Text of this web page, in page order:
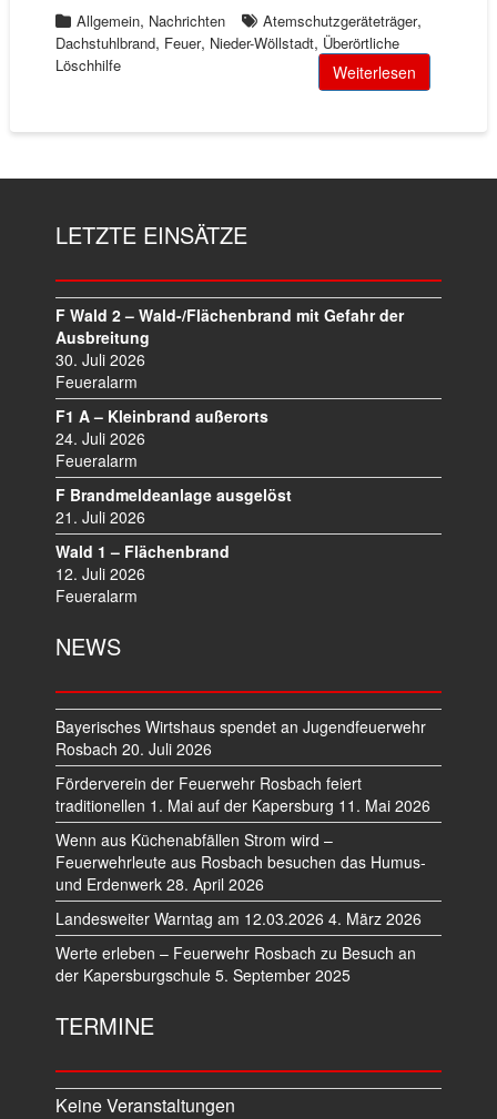
Allgemein, Nachrichten Atemschutzgeräteträger,
Dachstuhlbrand, Feuer, Nieder-Wöllstadt, Überörtliche
Löschhilfe
Weiterlesen
LETZTE EINSÄTZE
F Wald 2 – Wald-/Flächenbrand mit Gefahr der
Ausbreitung
30. Juli 2026
Feueralarm
F1 A – Kleinbrand außerorts
24. Juli 2026
Feueralarm
F Brandmeldeanlage ausgelöst
21. Juli 2026
Wald 1 – Flächenbrand
12. Juli 2026
Feueralarm
NEWS
Bayerisches Wirtshaus spendet an Jugendfeuerwehr
Rosbach 20. Juli 2026
Förderverein der Feuerwehr Rosbach feiert
traditionellen 1. Mai auf der Kapersburg 11. Mai 2026
Wenn aus Küchenabfällen Strom wird –
Feuerwehrleute aus Rosbach besuchen das Humus-
und Erdenwerk 28. April 2026
Landesweiter Warntag am 12.03.2026 4. März 2026
Werte erleben – Feuerwehr Rosbach zu Besuch an
der Kapersburgschule 5. September 2025
TERMINE
Keine Veranstaltungen